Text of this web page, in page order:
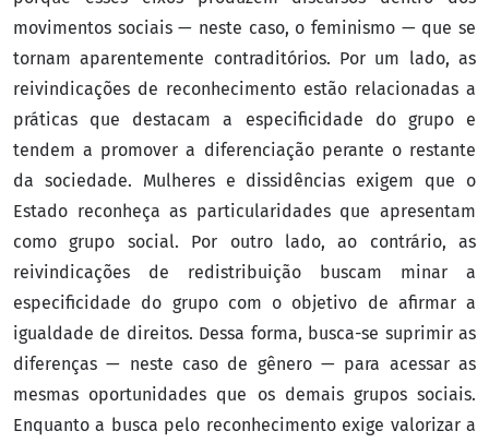
movimentos sociais — neste caso, o feminismo — que se
tornam aparentemente contraditórios. Por um lado, as
reivindicações de reconhecimento estão relacionadas a
práticas que destacam a especificidade do grupo e
tendem a promover a diferenciação perante o restante
da sociedade. Mulheres e dissidências exigem que o
Estado reconheça as particularidades que apresentam
como grupo social. Por outro lado, ao contrário, as
reivindicações de redistribuição buscam minar a
especificidade do grupo com o objetivo de afirmar a
igualdade de direitos. Dessa forma, busca-se suprimir as
diferenças — neste caso de gênero — para acessar as
mesmas oportunidades que os demais grupos sociais.
Enquanto a busca pelo reconhecimento exige valorizar a